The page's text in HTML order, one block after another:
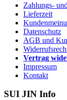
Zahlungs-
Lieferzeit
Datenschutz
AGB und
Vertrag
Impressum
Kontakt
SUI JIN Info